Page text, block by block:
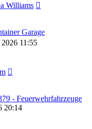
Williams
Garage
11:55
- Feuerwehrfahrzeuge
20:14